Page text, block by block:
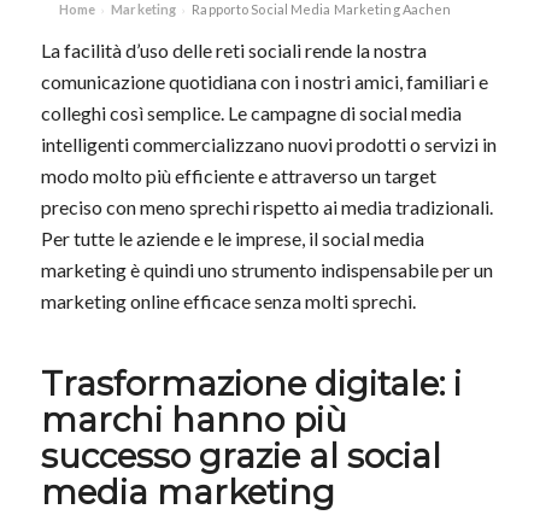
Home › Marketing › Rapporto Social Media Marketing Aachen
La facilità d’uso delle reti sociali rende la nostra
comunicazione quotidiana con i nostri amici, familiari e
colleghi così semplice. Le campagne di social media
intelligenti commercializzano nuovi prodotti o servizi in
modo molto più efficiente e attraverso un target
preciso con meno sprechi rispetto ai media tradizionali.
Per tutte le aziende e le imprese, il social media
marketing è quindi uno strumento indispensabile per un
marketing online efficace senza molti sprechi.
Trasformazione digitale: i
marchi hanno più
successo grazie al social
media marketing